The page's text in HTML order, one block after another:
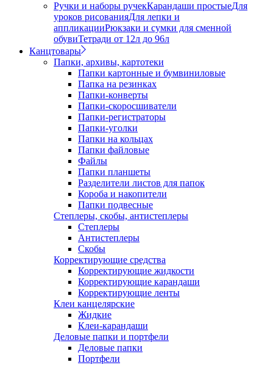
Ручки и наборы ручекКарандаши простыеДля
уроков рисованияДля лепки и
аппликацииРюкзаки и сумки для сменной
обувиТетради от 12л до 96л
Канцтовары
Папки, архивы, картотеки
Папки картонные и бумвиниловые
Папка на резинках
Папки-конверты
Папки-скоросшиватели
Папки-регистраторы
Папки-уголки
Папки на кольцах
Папки файловые
Файлы
Папки планшеты
Разделители листов для папок
Короба и накопители
Папки подвесные
Степлеры, скобы, антистеплеры
Степлеры
Антистеплеры
Скобы
Корректирующие средства
Корректирующие жидкости
Корректирующие карандаши
Корректирующие ленты
Клеи канцелярские
Жидкие
Клеи-карандаши
Деловые папки и портфели
Деловые папки
Портфели